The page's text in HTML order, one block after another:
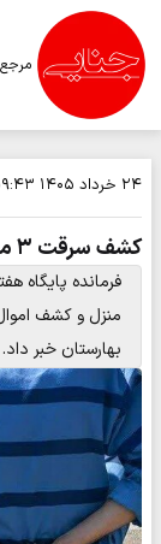
۲۴ خرداد ۱۴۰۵
کشف سرقت ۳ میلیاردی سیسمونی کودک
فرمانده پایگاه
بهارستان خبر داد.